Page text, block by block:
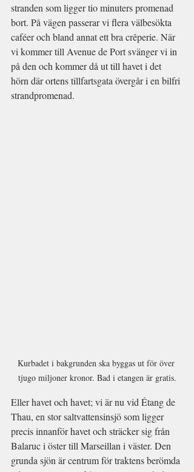
stranden som ligger tio minuters promenad
bort. På vägen passerar vi flera välbesökta
caféer och bland annat ett bra crêperie. När
vi kommer till Avenue de Port svänger vi in
på den och kommer då ut till havet i det
hörn där ortens tillfartsgata övergår i en bilfri
strandpromenad.
Kurbadet i bakgrunden ska byggas ut för över
tjugo miljoner kronor. Bad i etangen är gratis.
Eller havet och havet; vi är nu vid Étang de
Thau, en stor saltvattensinsjö som ligger
precis innanför havet och sträcker sig från
Balaruc i öster till Marseillan i väster. Den
grunda sjön är centrum för traktens berömda